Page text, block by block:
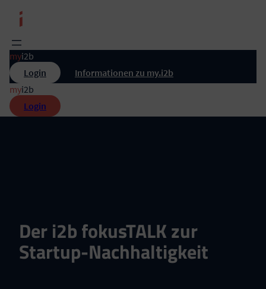
Inhalt
springen
myi2b
Login
Informationen zu my.i2b
myi2b
Login
Der i2b fokusTALK zur
Startup-Nachhaltigkeit